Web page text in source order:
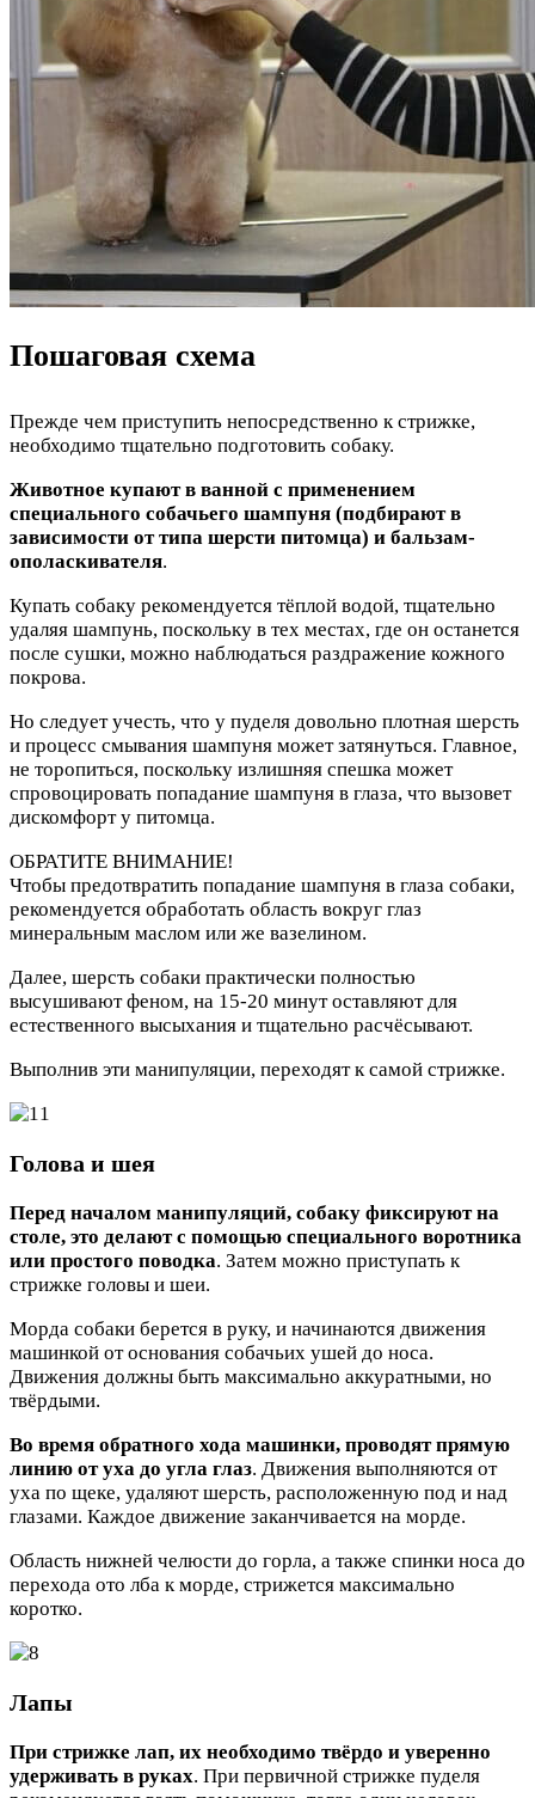
Пошаговая схема
Прежде чем приступить непосредственно к стрижке,
необходимо тщательно подготовить собаку.
Животное купают в ванной с применением
специального собачьего шампуня (подбирают в
зависимости от типа шерсти питомца) и бальзам-
ополаскивателя.
Купать собаку рекомендуется тёплой водой, тщательно
удаляя шампунь, поскольку в тех местах, где он останется
после сушки, можно наблюдаться раздражение кожного
покрова.
Но следует учесть, что у пуделя довольно плотная шерсть
и процесс смывания шампуня может затянуться. Главное,
не торопиться, поскольку излишняя спешка может
спровоцировать попадание шампуня в глаза, что вызовет
дискомфорт у питомца.
ОБРАТИТЕ ВНИМАНИЕ!
Чтобы предотвратить попадание шампуня в глаза собаки,
рекомендуется обработать область вокруг глаз
минеральным маслом или же вазелином.
Далее, шерсть собаки практически полностью
высушивают феном, на 15-20 минут оставляют для
естественного высыхания и тщательно расчёсывают.
Выполнив эти манипуляции, переходят к самой стрижке.
Голова и шея
Перед началом манипуляций, собаку фиксируют на
столе, это делают с помощью специального воротника
или простого поводка. Затем можно приступать к
стрижке головы и шеи.
Морда собаки берется в руку, и начинаются движения
машинкой от основания собачьих ушей до носа.
Движения должны быть максимально аккуратными, но
твёрдыми.
Во время обратного хода машинки, проводят прямую
линию от уха до угла глаз. Движения выполняются от
уха по щеке, удаляют шерсть, расположенную под и над
глазами. Каждое движение заканчивается на морде.
Область нижней челюсти до горла, а также спинки носа до
перехода ото лба к морде, стрижется максимально
коротко.
Лапы
При стрижке лап, их необходимо твёрдо и уверенно
удерживать в руках. При первичной стрижке пуделя